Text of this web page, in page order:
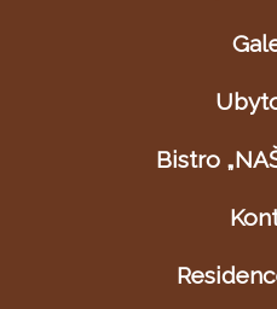
Bistro